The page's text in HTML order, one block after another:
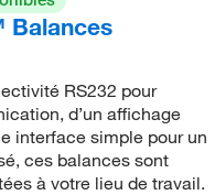
Balances
RS232 pour
d’un affichage
interface simple pour un
ces balances sont
à votre lieu de travail.